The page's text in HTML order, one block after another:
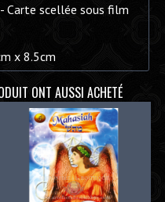
Carte scellée sous film
x 8.5cm
ONT AUSSI ACHETÉ